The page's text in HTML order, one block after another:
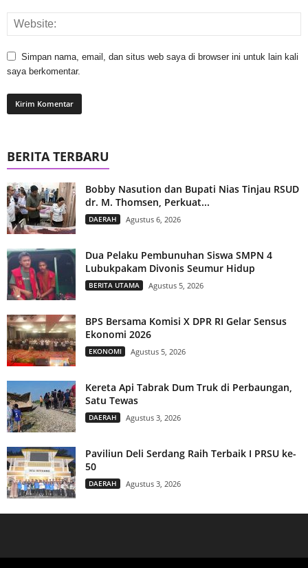
Simpan nama, email, dan situs web saya di browser ini untuk lain kali
saya berkomentar.
BERITA TERBARU
Bobby Nasution dan Bupati Nias Tinjau RSUD
dr. M. Thomsen, Perkuat...
DAERAH Agustus 6, 2026
Dua Pelaku Pembunuhan Siswa SMPN 4
Lubukpakam Divonis Seumur Hidup
BERITA UTAMA Agustus 5, 2026
BPS Bersama Komisi X DPR RI Gelar Sensus
Ekonomi 2026
EKONOMI Agustus 5, 2026
Kereta Api Tabrak Dum Truk di Perbaungan,
Satu Tewas
DAERAH Agustus 3, 2026
Paviliun Deli Serdang Raih Terbaik I PRSU ke-
50
DAERAH Agustus 3, 2026